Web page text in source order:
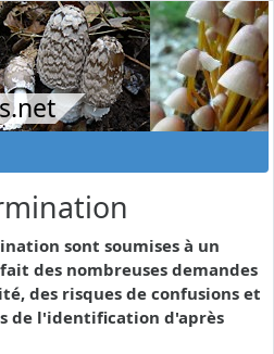
sont soumises à un
des nombreuses demandes
des risques de confusions et
de l'identification d'après